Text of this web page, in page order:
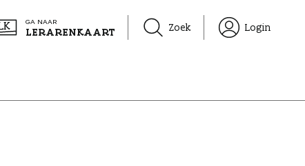
GA NAAR
LERARENKAART Zoek Login